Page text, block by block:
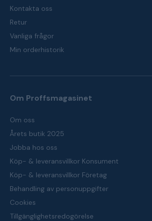
Kontakta oss
Retur
Vanliga frågor
Min orderhistorik
Om Proffsmagasinet
Om oss
Årets butik 2025
Jobba hos oss
Köp- & leveransvillkor Konsument
Köp- & leveransvillkor Företag
Behandling av personuppgifter
Cookies
Tillgänglighetsredogörelse